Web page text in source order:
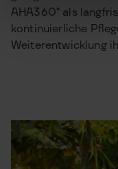
AHA360° als
kontinuierliche
Weiterentwicklung